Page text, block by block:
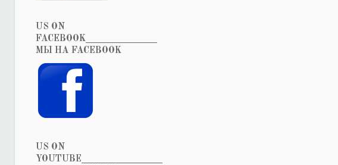
US ON
FACEBOOK_______________
МЫ НА FACEBOOK
US ON
YOUTUBE_________________